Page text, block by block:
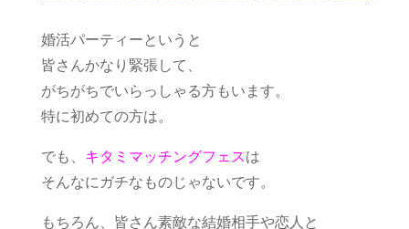
婚活パーティーというと
皆さんかなり緊張して、
がちがちでいらっしゃる方もいます。
特に初めての方は。
でも、 キタミマッチングフェスは
そんなにガチなものじゃないです。
もちろん、皆さん素敵な結婚相手や恋人と